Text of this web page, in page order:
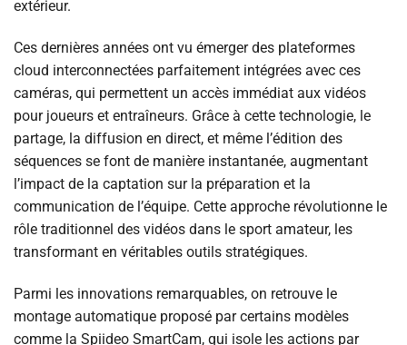
extérieur.
Ces dernières années ont vu émerger des plateformes
cloud interconnectées parfaitement intégrées avec ces
caméras, qui permettent un accès immédiat aux vidéos
pour joueurs et entraîneurs. Grâce à cette technologie, le
partage, la diffusion en direct, et même l’édition des
séquences se font de manière instantanée, augmentant
l’impact de la captation sur la préparation et la
communication de l’équipe. Cette approche révolutionne le
rôle traditionnel des vidéos dans le sport amateur, les
transformant en véritables outils stratégiques.
Parmi les innovations remarquables, on retrouve le
montage automatique proposé par certains modèles
comme la Spiideo SmartCam, qui isole les actions par